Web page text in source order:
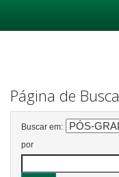
Página de Busca
Buscar em:
por